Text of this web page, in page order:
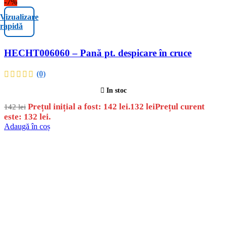
-7%
Vizualizare
rapidă
HECHT006060 – Pană pt. despicare în cruce
(0)
In stoc
142lei Prețul inițial a fost: 142 lei.132 leiPrețul curent
este: 132 lei.
Adaugă în coș